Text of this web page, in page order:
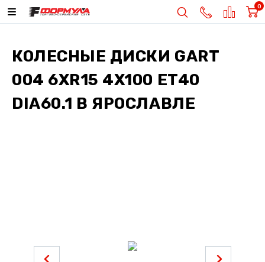
0
КОЛЕСНЫЕ ДИСКИ GART
004 6XR15 4X100 ET40
DIA60.1 В ЯРОСЛАВЛЕ